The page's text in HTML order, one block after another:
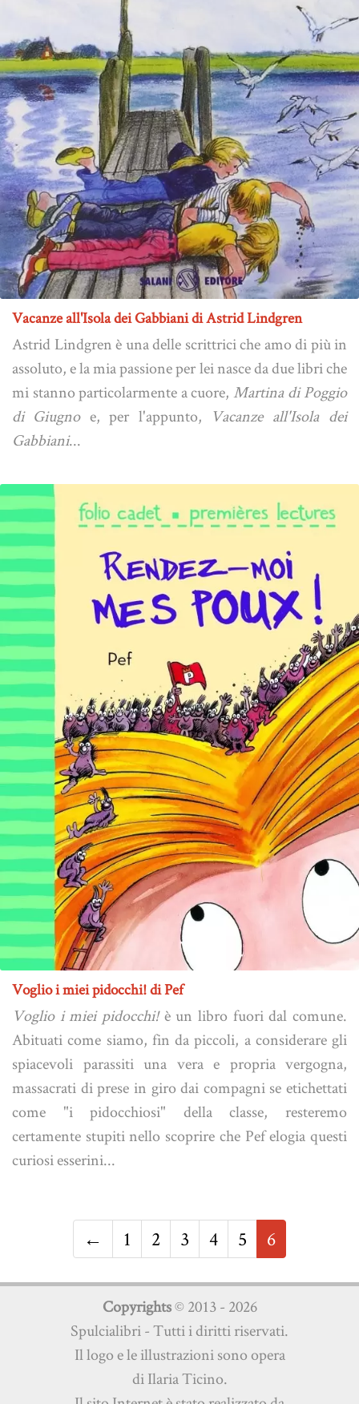
Vacanze all'Isola dei Gabbiani di Astrid Lindgren
Astrid Lindgren è una delle scrittrici che amo di più in
assoluto, e la mia passione per lei nasce da due libri che
mi stanno particolarmente a cuore, Martina di Poggio
di Giugnoe, per l'appunto, Vacanze all'Isola dei
Gabbiani...
Voglio i miei pidocchi! di Pef
Voglio i miei pidocchi!è un libro fuori dal comune.
Abituati come siamo, fin da piccoli, a considerare gli
spiacevoli parassiti una vera e propria vergogna,
massacrati di prese in giro dai compagni se etichettati
come "i pidocchiosi" della classe, resteremo
certamente stupiti nello scoprire che Pef elogia questi
curiosi esserini...
← 1 2 3 4 5 6
Copyrights© 2013 - 2026
Spulcialibri - Tutti i diritti riservati.
Il logo e le illustrazioni sono opera
di Ilaria Ticino.